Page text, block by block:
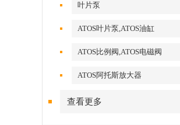
叶片泵
ATOS叶片泵,ATOS油缸
ATOS比例阀,ATOS电磁阀
ATOS阿托斯放大器
查看更多